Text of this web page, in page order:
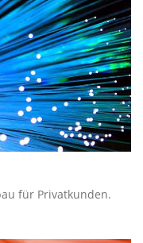
für Privatkunden.